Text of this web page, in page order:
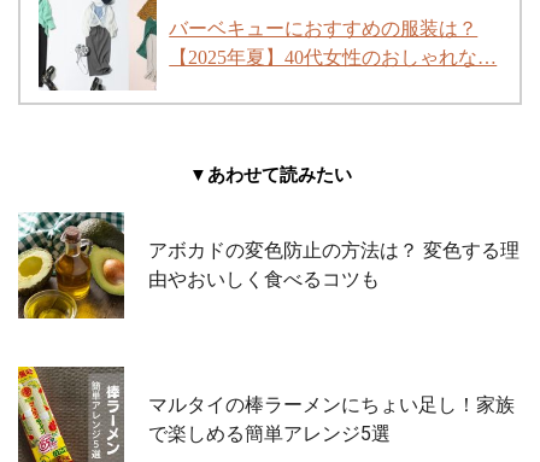
バーベキューにおすすめの服装は？
【2025年夏】40代女性のおしゃれな…
▼あわせて読みたい
アボカドの変色防止の方法は？ 変色する理
由やおいしく食べるコツも
マルタイの棒ラーメンにちょい足し！家族
で楽しめる簡単アレンジ5選